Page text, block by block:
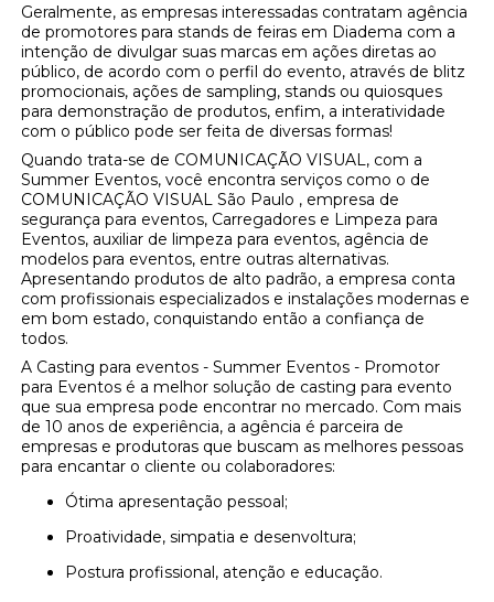
Geralmente, as empresas interessadas contratam agência
de promotores para stands de feiras em Diadema com a
intenção de divulgar suas marcas em ações diretas ao
público, de acordo com o perfil do evento, através de blitz
promocionais, ações de sampling, stands ou quiosques
para demonstração de produtos, enfim, a interatividade
com o público pode ser feita de diversas formas!
Quando trata-se de COMUNICAÇÃO VISUAL, com a
Summer Eventos, você encontra serviços como o de
COMUNICAÇÃO VISUAL São Paulo , empresa de
segurança para eventos, Carregadores e Limpeza para
Eventos, auxiliar de limpeza para eventos, agência de
modelos para eventos, entre outras alternativas.
Apresentando produtos de alto padrão, a empresa conta
com profissionais especializados e instalações modernas e
em bom estado, conquistando então a confiança de
todos.
A Casting para eventos - Summer Eventos - Promotor
para Eventos é a melhor solução de casting para evento
que sua empresa pode encontrar no mercado. Com mais
de 10 anos de experiência, a agência é parceira de
empresas e produtoras que buscam as melhores pessoas
para encantar o cliente ou colaboradores:
Ótima apresentação pessoal;
Proatividade, simpatia e desenvoltura;
Postura profissional, atenção e educação.